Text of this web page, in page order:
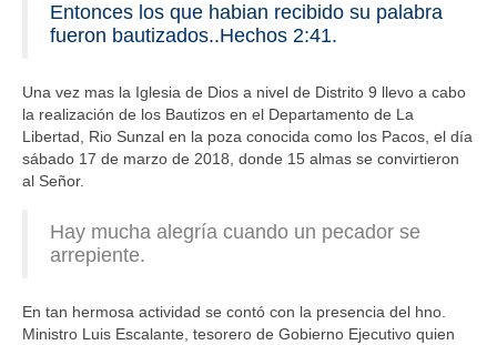
Entonces los que habian recibido su palabra
fueron bautizados..Hechos 2:41.
Una vez mas la Iglesia de Dios a nivel de Distrito 9 llevo a cabo
la realización de los Bautizos en el Departamento de La
Libertad, Rio Sunzal en la poza conocida como los Pacos, el día
sábado 17 de marzo de 2018, donde 15 almas se convirtieron
al Señor.
Hay mucha alegría cuando un pecador se
arrepiente.
En tan hermosa actividad se contó con la presencia del hno.
Ministro Luis Escalante, tesorero de Gobierno Ejecutivo quien